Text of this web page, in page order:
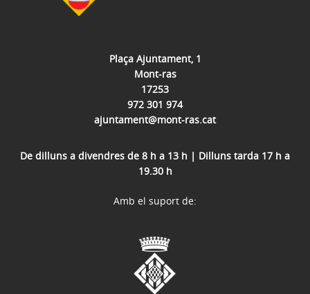
Plaça Ajuntament, 1
Mont-ras
17253
972 301 974
ajuntament@mont-ras.cat
De dilluns a divendres de 8 h a 13 h | Dilluns tarda 17 h a
19.30 h
Amb el suport de: